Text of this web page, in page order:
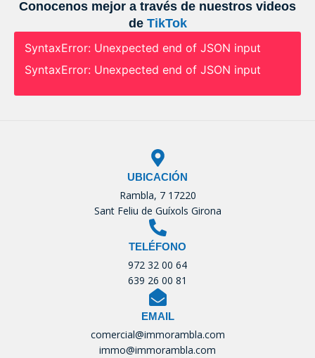
Conocenos mejor a través de nuestros videos
de TikTok
SyntaxError: Unexpected end of JSON input
SyntaxError: Unexpected end of JSON input
UBICACIÓN
Rambla, 7 17220
Sant Feliu de Guíxols Girona
TELÉFONO
972 32 00 64
639 26 00 81
EMAIL
comercial@immorambla.com
immo@immorambla.com